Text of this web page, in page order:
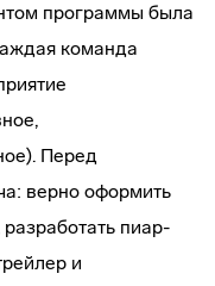
программы была
команда
Перед
верно оформить
пиар-
и